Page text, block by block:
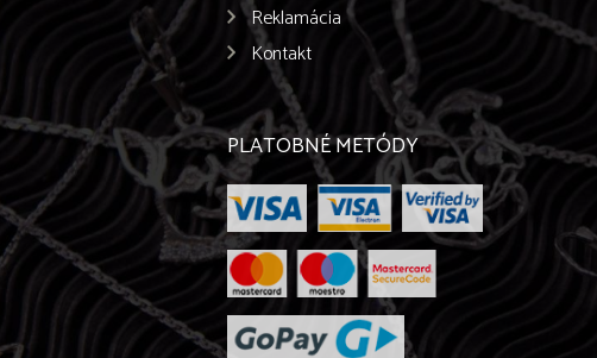
Reklamácia
Kontakt
PLATOBNÉ METÓDY